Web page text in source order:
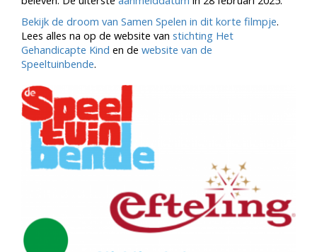
Bekijk de droom van Samen Spelen in dit korte filmpje.
Lees alles na op de website van stichting Het
Gehandicapte Kind en de website van de
Speeltuinbende.